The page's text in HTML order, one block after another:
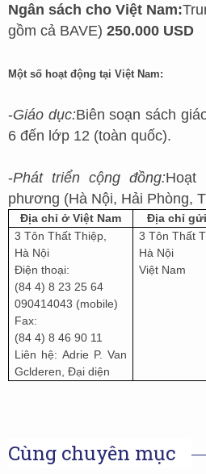
Ngân sách cho Việt Nam:
gồm cả BAVE) 250.000 USD
Một số hoạt động tại Việt Nam:
-Giáo dục:Biên soạn sách
6 đến lớp 12 (toàn quốc).
-Phát triển cộng đồng:Hoạt
phương (Hà Nội, Hải Phòng,
Địa chỉ ở Việt Nam Địa chỉ
3 Tôn Thất Thiệp,
Hà Nội
Điện thoại:
(84 4) 8 23 25 64
090414043 (mobile)
Fax:
(84 4) 8 46 90 11
Liên hệ: Adrie P. Van
Gclderen, Đại diện
3 Tôn Thất
Hà Nội
Việt Nam
Cùng chuyên mục